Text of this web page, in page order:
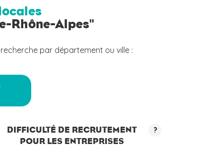
Rhône-Alpes"
par département ou ville :
DIFFICULTÉ DE RECRUTEMENT
POUR LES ENTREPRISES
?